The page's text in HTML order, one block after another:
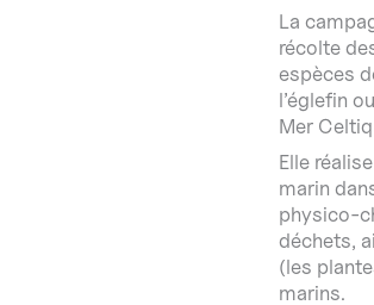
La
récolte
espèces
l’églefin
Mer
Elle
marin
physico-
déchets,
(les
marins.